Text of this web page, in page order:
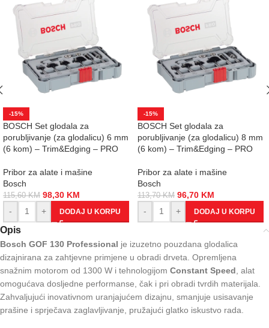
-15%
BOSCH Set glodala za
porubljivanje (za glodalicu) 6 mm
(6 kom) – Trim&Edging – PRO
Pribor za alate i mašine
Bosch
115,60KM 98,30 KM
-
+ DODAJ U KORPU
-15%
BOSCH Set glodala za
porubljivanje (za glodalicu) 8 mm
(6 kom) – Trim&Edging – PRO
Pribor za alate i mašine
Bosch
113,70KM 96,70 KM
-
+ DODAJ U KORPU
Opis
Bosch GOF 130 Professional je izuzetno pouzdana glodalica
dizajnirana za zahtjevne primjene u obradi drveta. Opremljena
snažnim motorom od 1300 W i tehnologijom Constant Speed , alat
omogućava dosljedne performanse, čak i pri obradi tvrdih materijala.
Zahvaljujući inovativnom uranjajućem dizajnu, smanjuje usisavanje
prašine i sprječava zaglavljivanje, pružajući glatko iskustvo rada.